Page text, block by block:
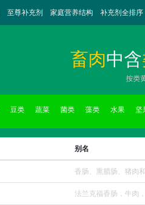
至尊补充剂 家庭营养结构 补充剂全排序
畜肉中含
按类
豆类 蔬菜 菌类 藻类 水果 坚
别名
香肠、熏腊肠、猪肉
法兰克福香肠，牛肉